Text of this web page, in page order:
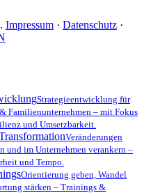
Impressum · Datenschutz ·
Strategieentwicklung für
Familienunternehmen – mit Fokus
und Umsetzbarkeit.
Veränderungen
und im Unternehmen verankern –
und Tempo.
Orientierung geben, Wandel
stärken – Trainings &